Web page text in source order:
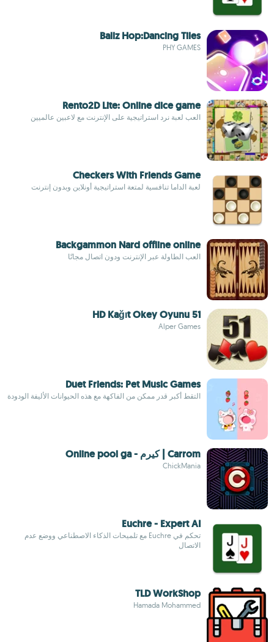
Ballz Hop:Dancing Tiles
PHY GAMES
Rento2D Lite: Online dice game
العب لعبة نرد استراتيجية على الإنترنت مع لاعبين عالميين
Checkers With Friends Game
لعبة الداما تنافسية لمتعة استراتيجية أونلاين وبدون إنترنت
Backgammon Nard offline online
العب الطاولة عبر الإنترنت ودون اتصال مجانًا
51 HD Kağıt Okey Oyunu
Alper Games
Duet Friends: Pet Music Games
التقط أكبر قدر ممكن من الفاكهة مع هذه الحيوانات الأليفة الودودة
Carrom | كيرم - Online pool ga
ChickMania
Euchre - Expert AI
تحكم في Euchre مع تلميحات الذكاء الاصطناعي ووضع عدم
الاتصال
TLD WorkShop
Hamada Mohammed